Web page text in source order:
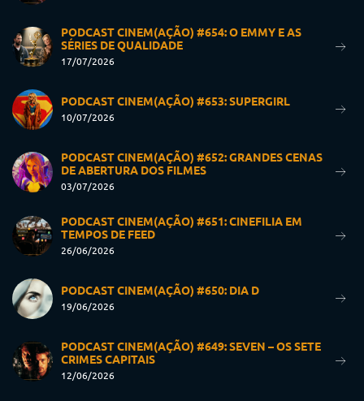
PODCAST CINEM(AÇÃO) #654: O EMMY E AS
SÉRIES DE QUALIDADE
17/07/2026
PODCAST CINEM(AÇÃO) #653: SUPERGIRL
10/07/2026
PODCAST CINEM(AÇÃO) #652: GRANDES CENAS
DE ABERTURA DOS FILMES
03/07/2026
PODCAST CINEM(AÇÃO) #651: CINEFILIA EM
TEMPOS DE FEED
26/06/2026
PODCAST CINEM(AÇÃO) #650: DIA D
19/06/2026
PODCAST CINEM(AÇÃO) #649: SEVEN – OS SETE
CRIMES CAPITAIS
12/06/2026